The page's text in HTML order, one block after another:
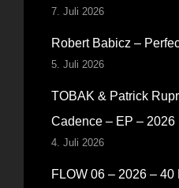
7. Juli 2026
Robert Babicz –
5. Juli 2026
TOBAK & Patrick
Cadence – EP – 2026
4. Juli 2026
FLOW 06 – 2026 –